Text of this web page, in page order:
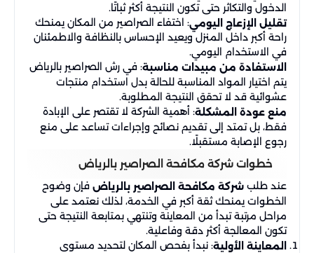
الدخول والتكاثر حتى تكون النتيجة أكثر ثباتًا.
تقليل الإزعاج اليومي: اختفاء الصراصير من المكان يمنحك
راحة أكبر داخل المنزل ويعيد الإحساس بالنظافة والاطمئنان
في الاستخدام اليومي.
الاستفادة من مبيدات مناسبة: في رش الصراصير بالرياض
يتم اختيار المواد المناسبة للحالة بدل استخدام منتجات
عشوائية قد لا تحقق النتيجة المطلوبة.
منع عودة المشكلة: أهمية الشركة لا تقتصر على الإبادة
فقط، بل تمتد إلى تقديم نصائح وإجراءات تساعد على منع
رجوع الإصابة مستقبلًا.
خطوات شركة مكافحة الصراصير بالرياض
عند طلب شركة مكافحة الصراصير بالرياض فإن وضوح
الخطوات يمنحك ثقة أكبر في الخدمة، لذلك نعتمد على
مراحل مرتبة تبدأ من المعاينة وتنتهي بمتابعة النتيجة حتى
تكون المعالجة أكثر دقة وفاعلية.
المعاينة الأولية: نبدأ بفحص المكان لتحديد مستوى